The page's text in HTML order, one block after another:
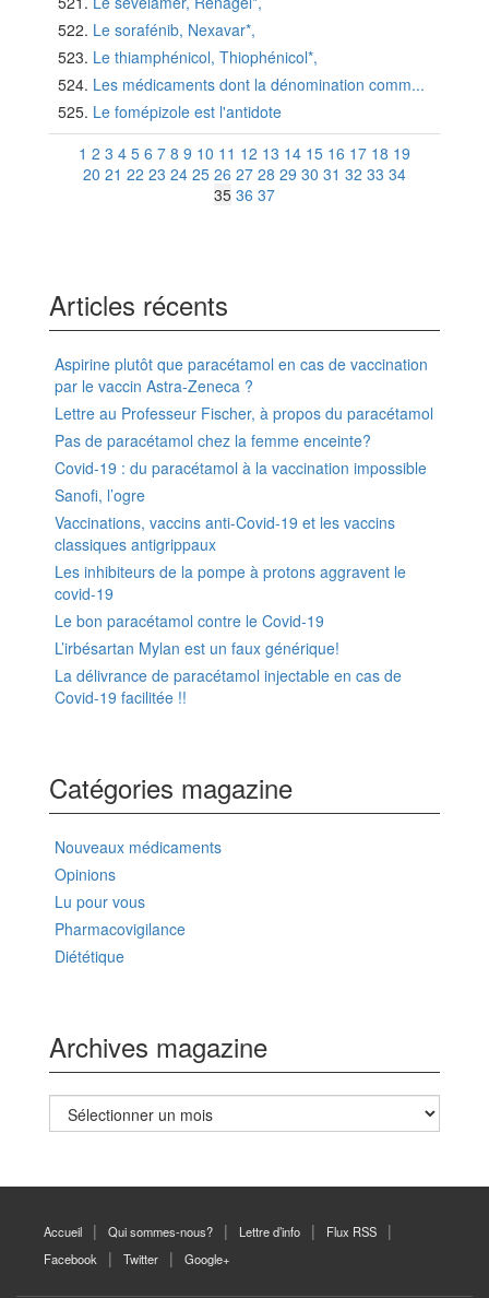
Le sorafénib, Nexavar*,
Le thiamphénicol, Thiophénicol*,
Les médicaments dont la dénomination comm...
Le fomépizole est l'antidote
1 2 3 4 5 6 7 8 9 10 11 12 13 14 15 16 17 18 19
20 21 22 23 24 25 26 27 28 29 30 31 32 33 34
35 36 37
Articles récents
Aspirine plutôt que paracétamol en cas de vaccination
par le vaccin Astra-Zeneca ?
Lettre au Professeur Fischer, à propos du paracétamol
Pas de paracétamol chez la femme enceinte?
Covid-19 : du paracétamol à la vaccination impossible
Sanofi, l’ogre
Vaccinations, vaccins anti-Covid-19 et les vaccins
classiques antigrippaux
Les inhibiteurs de la pompe à protons aggravent le
covid-19
Le bon paracétamol contre le Covid-19
L’irbésartan Mylan est un faux générique!
La délivrance de paracétamol injectable en cas de
Covid-19 facilitée !!
Catégories magazine
Nouveaux médicaments
Opinions
Lu pour vous
Pharmacovigilance
Diététique
Archives magazine
Archives
magazine
Accueil Qui sommes-nous? Lettre d’info
Flux RSS
Facebook
Twitter Google+